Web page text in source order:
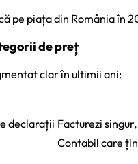
pe piața din România
de preț
clar în ultimii ani:
declarații Facturezi
Contabil care